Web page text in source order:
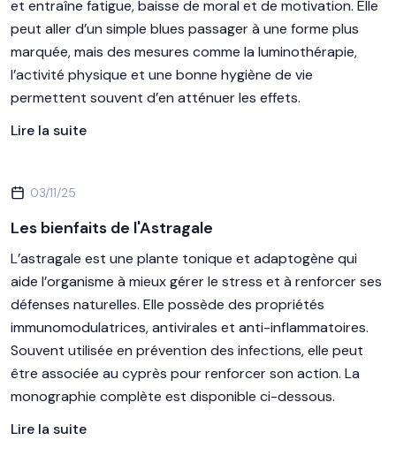
et entraîne fatigue, baisse de moral et de motivation. Elle
peut aller d’un simple blues passager à une forme plus
marquée, mais des mesures comme la luminothérapie,
l’activité physique et une bonne hygiène de vie
permettent souvent d’en atténuer les effets.
Lire la suite
03/11/25
Les bienfaits de l'Astragale
L’astragale est une plante tonique et adaptogène qui
aide l’organisme à mieux gérer le stress et à renforcer ses
défenses naturelles. Elle possède des propriétés
immunomodulatrices, antivirales et anti-inflammatoires.
Souvent utilisée en prévention des infections, elle peut
être associée au cyprès pour renforcer son action. La
monographie complète est disponible ci-dessous.
Lire la suite